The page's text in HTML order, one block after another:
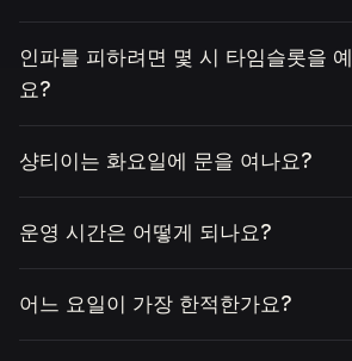
인파를 피하려면 몇 시 타임슬롯을
요?
샹티이는 화요일에 문을 여나요?
운영 시간은 어떻게 되나요?
어느 요일이 가장 한적한가요?